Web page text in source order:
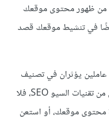
من ظهور محتوى موقعك
في تنشيط موقعك قصد
عاملين يؤثران في تصنيف
الموقع، فإن كنت ترغب في الاستفادة الأمثل من تقنيات السيو SEO، فلا
محتوى موقعك، أو استعن